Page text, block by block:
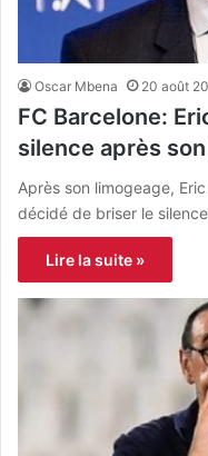
Oscar Mbena 20 août
FC Barcelone:
silence après
Après son limogeage,
décidé de briser le
Lire la suite »